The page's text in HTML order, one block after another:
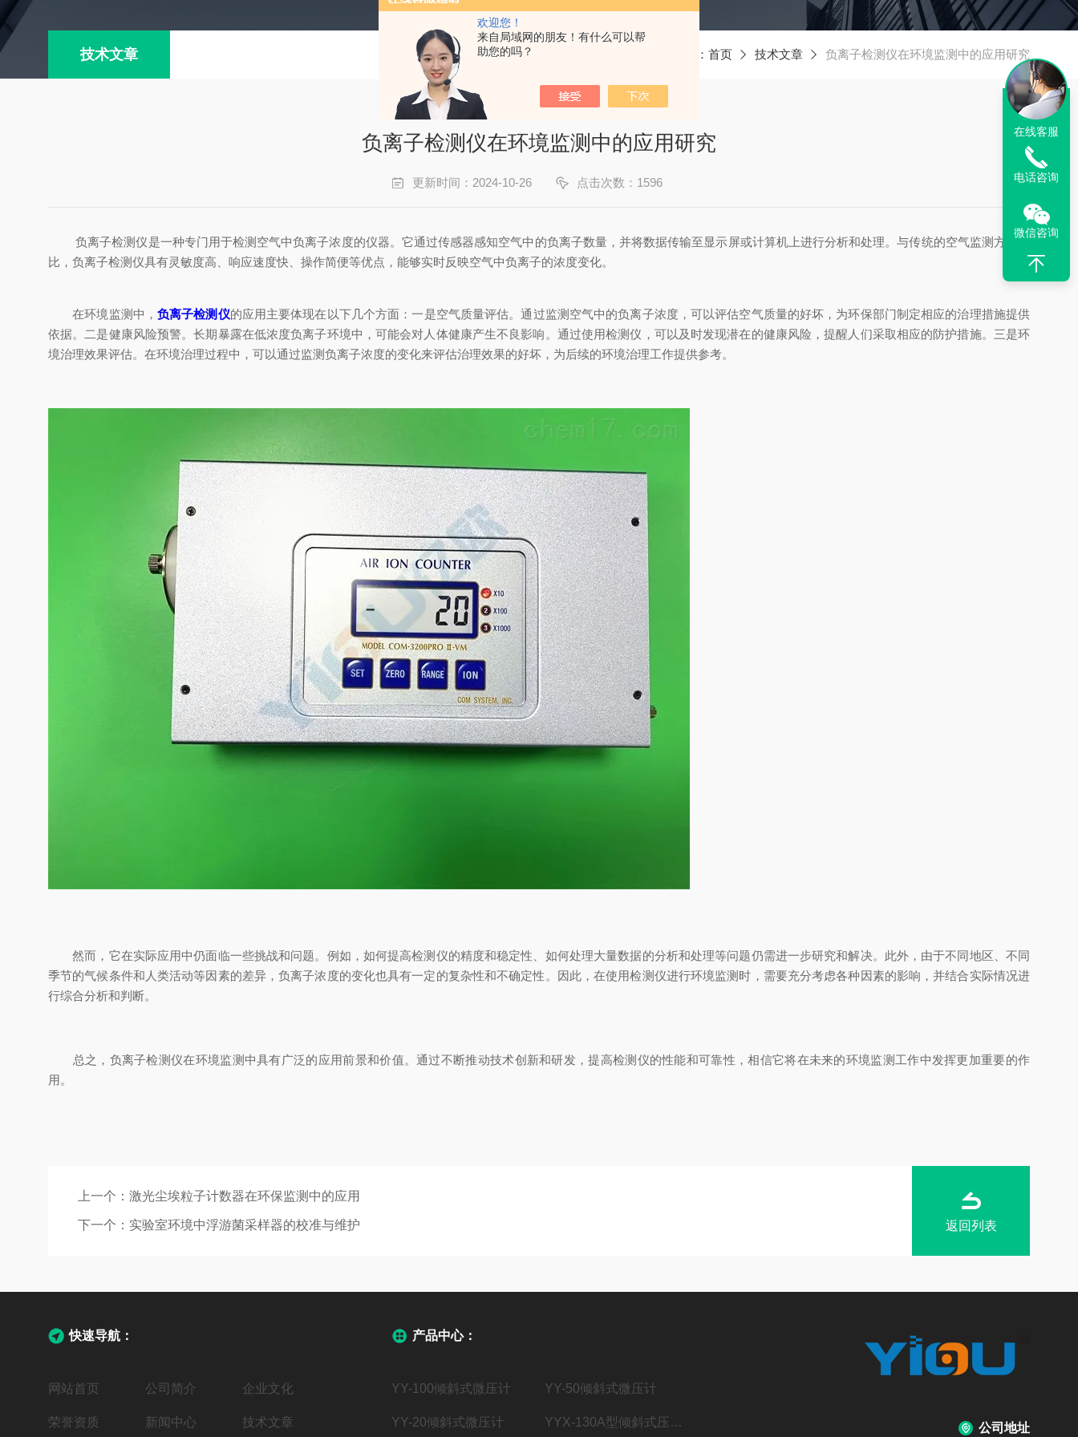
欢迎您！
来自局域网的朋友！有什么可以帮
助您的吗？
技术文章 当前位置： 首页 技术文章 负离子检测仪在环境监测中的应用研究
负离子检测仪在环境监测中的应用研究
更新时间：2024-10-26 点击次数：1596
负离子检测仪是一种专门用于检测空气中负离子浓度的仪器。它通过传感器感知空气中的负离子数量，并将数据传输至显示屏或计算机上进行分析和处理。与传统的空气监测方法相
比，负离子检测仪具有灵敏度高、响应速度快、操作简便等优点，能够实时反映空气中负离子的浓度变化。
在环境监测中，负离子检测仪的应用主要体现在以下几个方面：一是空气质量评估。通过监测空气中的负离子浓度，可以评估空气质量的好坏，为环保部门制定相应的治理措施提供
依据。二是健康风险预警。长期暴露在低浓度负离子环境中，可能会对人体健康产生不良影响。通过使用检测仪，可以及时发现潜在的健康风险，提醒人们采取相应的防护措施。三是环
境治理效果评估。在环境治理过程中，可以通过监测负离子浓度的变化来评估治理效果的好坏，为后续的环境治理工作提供参考。
然而，它在实际应用中仍面临一些挑战和问题。例如，如何提高检测仪的精度和稳定性、如何处理大量数据的分析和处理等问题仍需进一步研究和解决。此外，由于不同地区、不同
季节的气候条件和人类活动等因素的差异，负离子浓度的变化也具有一定的复杂性和不确定性。因此，在使用检测仪进行环境监测时，需要充分考虑各种因素的影响，并结合实际情况进
行综合分析和判断。
总之，负离子检测仪在环境监测中具有广泛的应用前景和价值。通过不断推动技术创新和研发，提高检测仪的性能和可靠性，相信它将在未来的环境监测工作中发挥更加重要的作
用。
上一个： 激光尘埃粒子计数器在环保监测中的应用
下一个： 实验室环境中浮游菌采样器的校准与维护 返回列表
快速导航：
网站首页 公司简介 企业文化
荣誉资质 新闻中心 技术文章
产品中心：
YY-100倾斜式微压计 YY-50倾斜式微压计
YY-20倾斜式微压计 YYX-130A型倾斜式压力计 公司地址
在线客服
电话咨询
微信咨询